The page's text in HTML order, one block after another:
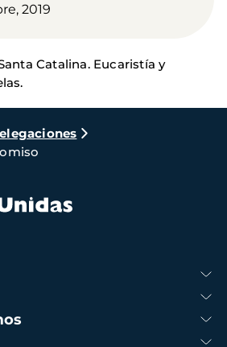
2019
Catalina. Eucaristía y